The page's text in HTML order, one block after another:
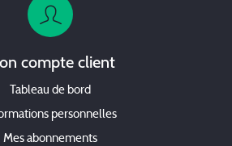
compte client
Tableau de bord
personnelles
Mes abonnements